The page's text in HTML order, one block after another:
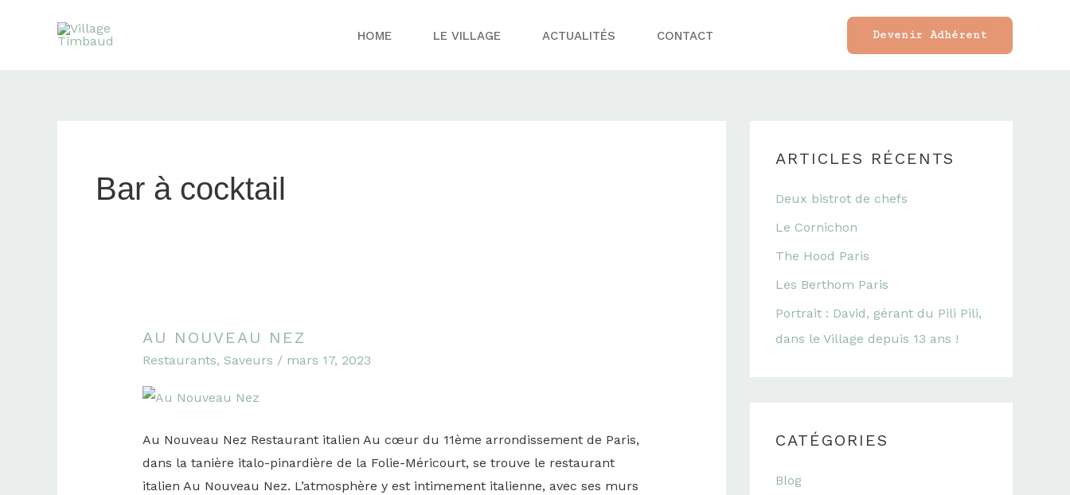
HOME LE VILLAGE ACTUALITÉS CONTACT Devenir Adhérent
Bar à cocktail
AU NOUVEAU NEZ
Restaurants, Saveurs / mars 17, 2023
Au Nouveau Nez Restaurant italien Au cœur du 11ème arrondissement de Paris,
dans la tanière italo-pinardière de la Folie-Méricourt, se trouve le restaurant
italien Au Nouveau Nez. L’atmosphère y est intimement italienne, avec ses murs
Au
Nouveau
Nez
ARTICLES RÉCENTS
Deux bistrot de chefs
Le Cornichon
The Hood Paris
Les Berthom Paris
Portrait : David, gérant du Pili Pili,
dans le Village depuis 13 ans !
CATÉGORIES
Blog